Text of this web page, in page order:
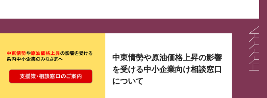
ここから最大3つずつ情報が表示されるスライダーがあります。
中東情勢や原油価格上昇の影響
を受ける中小企業向け相談窓口
について